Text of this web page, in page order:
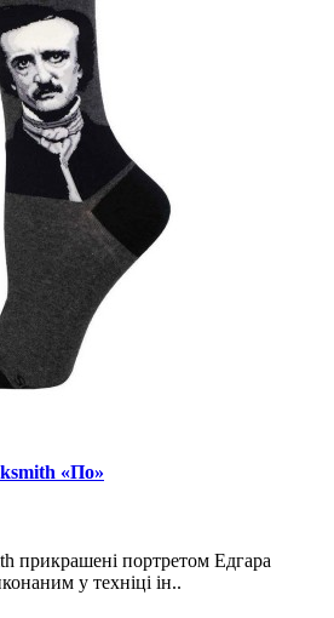
«По»
прикрашені портретом Едгара
у техніці ін..